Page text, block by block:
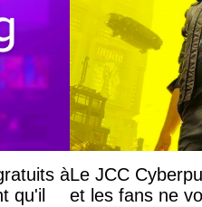
à
qu'il
Le JCC
et les fans ne